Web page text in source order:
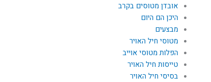
אובדן מטוסים בקרב
היכן הם היום
מבצעים
מטוסי חיל האויר
הפלות מטוסי אוייב
טייסות חיל האויר
בסיסי חיל האויר